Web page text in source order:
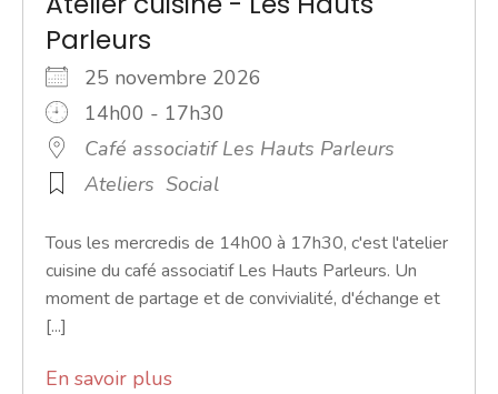
Parleurs
25 novembre 2026
14h00 - 17h30
Café associatif Les Hauts Parleurs
Ateliers Social
Tous les mercredis de 14h00 à 17h30, c'est l'atelier
cuisine du café associatif Les Hauts Parleurs. Un
moment de partage et de convivialité, d'échange et
[...]
En savoir plus